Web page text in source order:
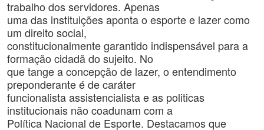
trabalho dos servidores. Apenas
uma das instituições aponta o esporte e lazer como
um direito social,
constitucionalmente garantido indispensável para a
formação cidadã do sujeito. No
que tange a concepção de lazer, o entendimento
preponderante é de caráter
funcionalista assistencialista e as politicas
institucionais não coadunam com a
Política Nacional de Esporte. Destacamos que